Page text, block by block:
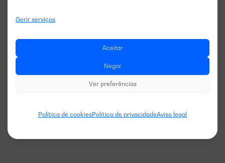
Gerir serviços
Aceitar
Negar
Ver preferências
Política de cookiesPolítica de privacidadeAviso legal